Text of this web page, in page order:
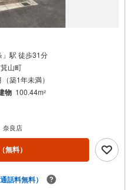
」駅 徒歩31分
山町
築1年未満）
物 100.44m2
奈良店
（無料）
通話料無料）